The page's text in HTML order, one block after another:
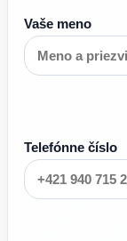
Vaše meno
Telefónne číslo